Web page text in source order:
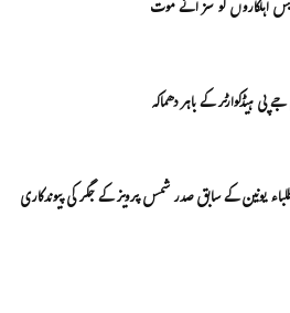
ہیڈکوارٹر کے باہر دھماکہ
طلباء یونین کے سابق صدر شمس پرویز کے جگر کی پیوندکاری